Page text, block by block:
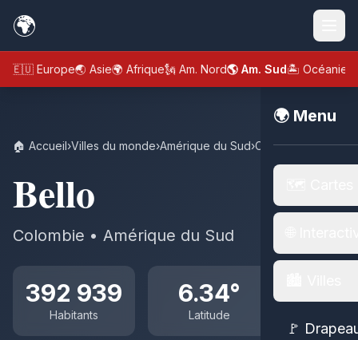
🌍
🇪🇺 Europe🌏 Asie🌍 Afrique🗽 Am. Nord🌎 Am. Sud🏝️ Océanie
🌍 Menu
🚩
🏠 Accueil›Villes du monde›Amérique du Sud›Colombie›Bello
Bello
Colombie • Amérique du Sud
392 939
Habitants
6.34°
Latitude